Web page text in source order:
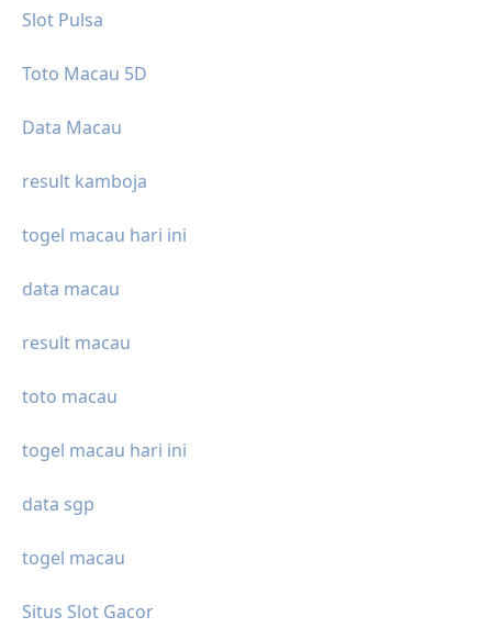
Slot Pulsa
Toto Macau 5D
Data Macau
result kamboja
togel macau hari ini
data macau
result macau
toto macau
togel macau hari ini
data sgp
togel macau
Situs Slot Gacor